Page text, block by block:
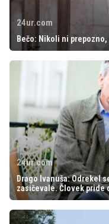
24ur.com
Bečo: Nikoli ni
24ur.com
Drago Ivanuša: Odrekel
zasičevale. Človek pride